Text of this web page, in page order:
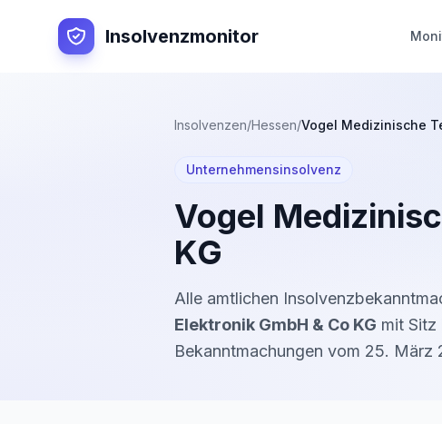
Insolvenzmonitor
Insolvenzen/Hessen/Vogel Medizinische
Unternehmensinsolvenz
Vogel
KG
Alle amtlichen
Elektronik GmbH & Co KG mit Sitz
Bekanntmachungen vom 25. März